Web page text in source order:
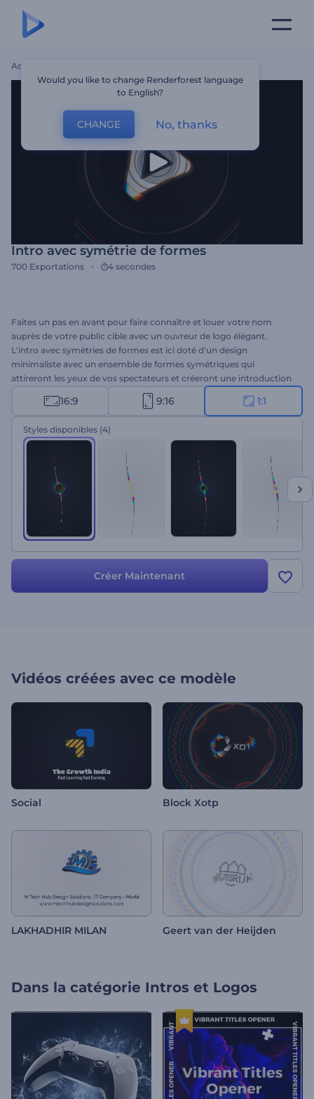
Accueil
Intro avec symétrie de formes
700 Exportations 4 secondes
Faites un pas en avant pour faire connaître et louer votre nom
auprès de votre public cible avec un ouvreur de logo élégant.
L'intro avec symétries de formes est ici doté d'un design
minimaliste avec un ensemble de formes symétriques qui
attireront les yeux de vos spectateurs et créeront une introduction
remarquable pour tout projet. Prenez le temps de taper le nom de
votre entreprise, d'écrire votre slogan ou votre phrase d'accroche,
de télécharger votre logo, et attendez quelques minutes pour
obtenir une animation de logo en haute résolution. Utilisez-la pour
promouvoir de nouveaux produits ou des marques
technologiques, présenter votre entreprise, votre nouvelle chaîne,
etc. Essayez-le maintenant !
16:9 9:16 1:1
Styles disponibles (4)
Créer Maintenant
Vidéos créées avec ce modèle
Social Block Xotp
LAKHADHIR MILAN Geert van der Heijden
Dans la catégorie Intros et Logos
Would you like to change Renderforest language
to English?
CHANGE No, thanks